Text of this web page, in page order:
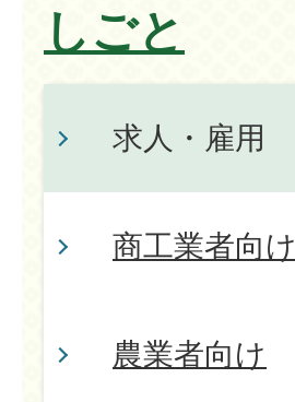
しごと
求人・雇用
商工業者向け
農業者向け